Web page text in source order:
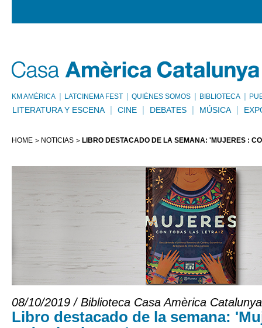
KM AMÈRICA LATCINEMA FEST QUIÉNES SOMOS BIBLIOTECA
LITERATURA Y ESCENA CINE DEBATES MÚSICA
HOME NOTICIAS LIBRO DESTACADO DE LA SEMANA: 'MUJERES :
08/10/2019 / Biblioteca Casa Amèrica Catalunya
Libro destacado de la semana: